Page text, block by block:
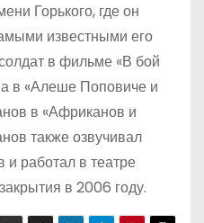
Горького, где он
известными его
в фильме «В бой
в «Алеше Поповиче и
в «Африканов и
также озвучивал
работал в театре
в 2006 году.